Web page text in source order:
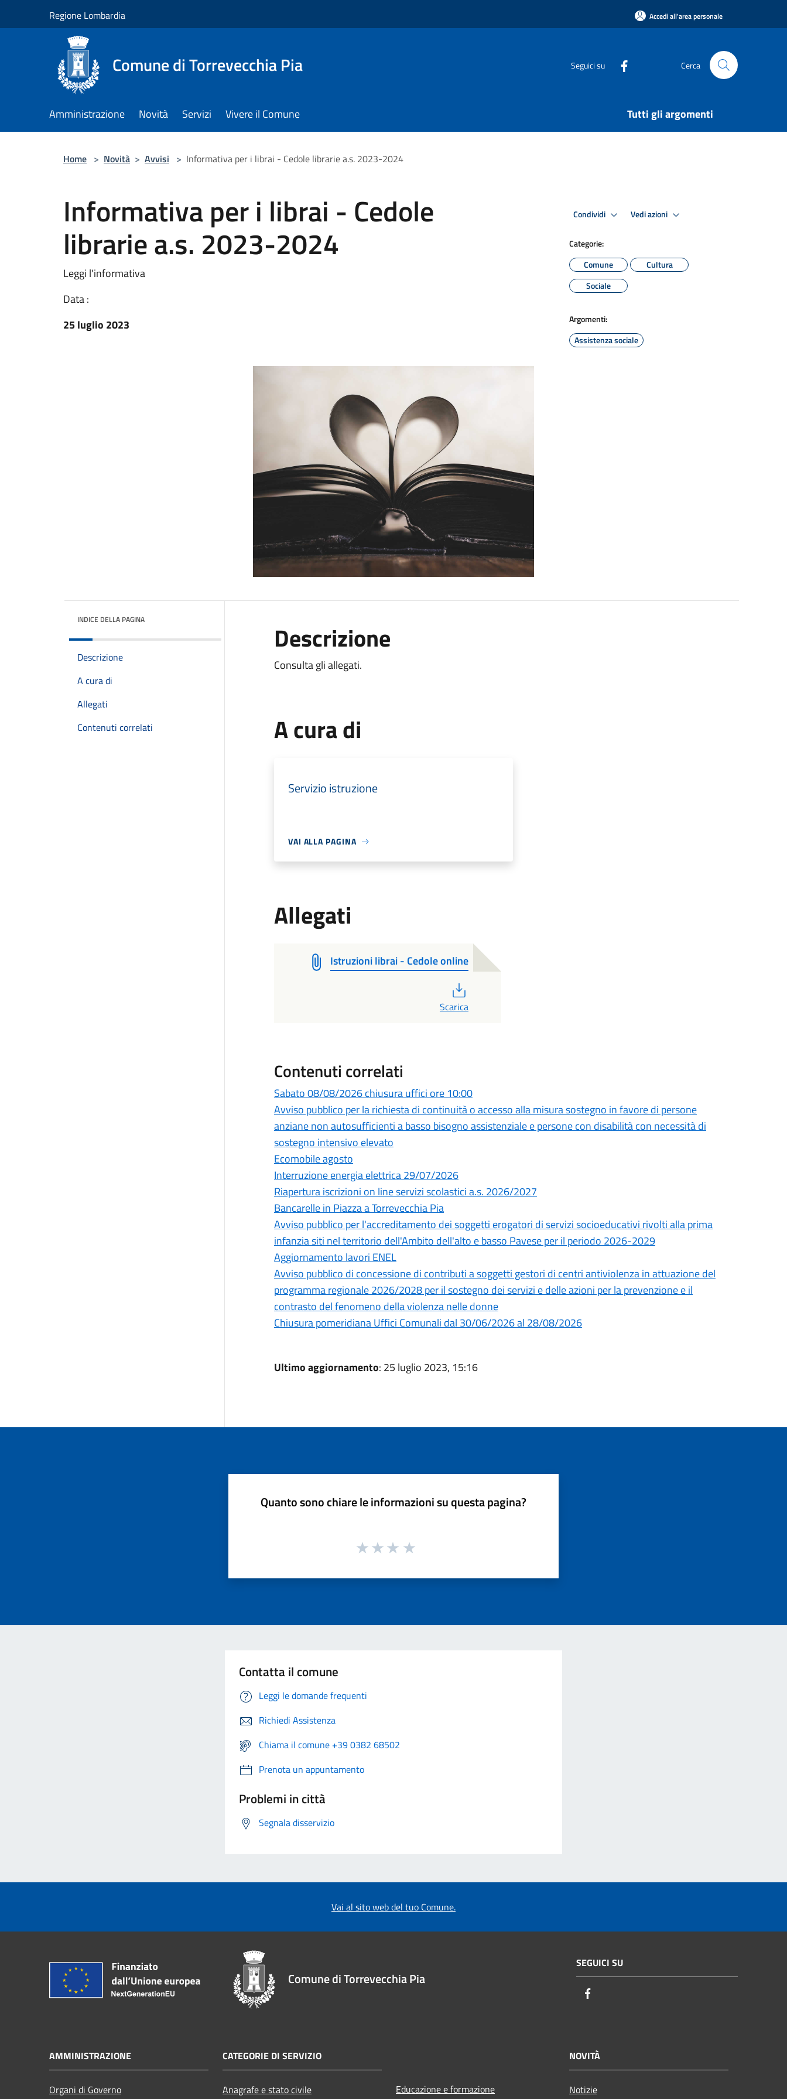
Regione Lombardia Accedi all'area personale
Comune di Torrevecchia Pia Seguici su Cerca
Amministrazione Novità Servizi Vivere il Comune Tutti gli argomenti
Home > Novità > Avvisi > Informativa per i librai - Cedole librarie a.s. 2023-2024
Informativa per i librai - Cedole
librarie a.s. 2023-2024
Leggi l'informativa
Data :
25 luglio 2023
Condividi Vedi azioni
Categorie:
Comune
Cultura
Sociale
Argomenti:
Assistenza sociale
INDICE DELLA PAGINA
Descrizione
A cura di
Allegati
Contenuti correlati
Descrizione
Consulta gli allegati.
A cura di
Servizio istruzione
VAI ALLA PAGINA
Allegati
Istruzioni librai - Cedole online
Scarica
Contenuti correlati
Sabato 08/08/2026 chiusura uffici ore 10:00
Avviso pubblico per la richiesta di continuità o accesso alla misura sostegno in favore di persone
anziane non autosufficienti a basso bisogno assistenziale e persone con disabilità con necessità di
sostegno intensivo elevato
Ecomobile agosto
Interruzione energia elettrica 29/07/2026
Riapertura iscrizioni on line servizi scolastici a.s. 2026/2027
Bancarelle in Piazza a Torrevecchia Pia
Avviso pubblico per l'accreditamento dei soggetti erogatori di servizi socioeducativi rivolti alla prima
infanzia siti nel territorio dell'Ambito dell'alto e basso Pavese per il periodo 2026-2029
Aggiornamento lavori ENEL
Avviso pubblico di concessione di contributi a soggetti gestori di centri antiviolenza in attuazione del
programma regionale 2026/2028 per il sostegno dei servizi e delle azioni per la prevenzione e il
contrasto del fenomeno della violenza nelle donne
Chiusura pomeridiana Uffici Comunali dal 30/06/2026 al 28/08/2026
Ultimo aggiornamento: 25 luglio 2023, 15:16
Quanto sono chiare le informazioni su questa pagina?
Contatta il comune
Leggi le domande frequenti
Richiedi Assistenza
Chiama il comune +39 0382 68502
Prenota un appuntamento
Problemi in città
Segnala disservizio
Vai al sito web del tuo Comune.
Comune di Torrevecchia Pia
SEGUICI SU
AMMINISTRAZIONE
Organi di Governo
CATEGORIE DI SERVIZIO
Anagrafe e stato civile Educazione e formazione
NOVITÀ
Notizie